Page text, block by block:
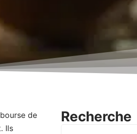
de
Ils
Recherche